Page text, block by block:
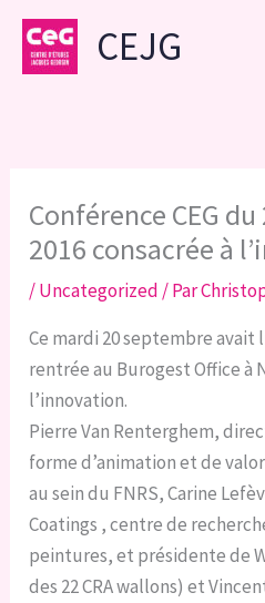
Aller
contenu
CEJG
Conférence CEG
2016 consacrée à
/Uncategorized / Par
Ce mardi 20 septembre
rentrée au Burogest Office à
l’innovation.
Pierre Van Renterghem,
forme d’animation et de
au sein du FNRS, Carine
Coatings , centre de
peintures, et présidente de
des 22 CRA wallons) et